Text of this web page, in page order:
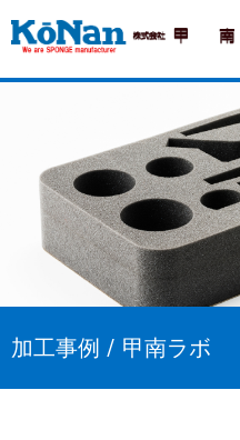
加工事例 / 甲南ラボ